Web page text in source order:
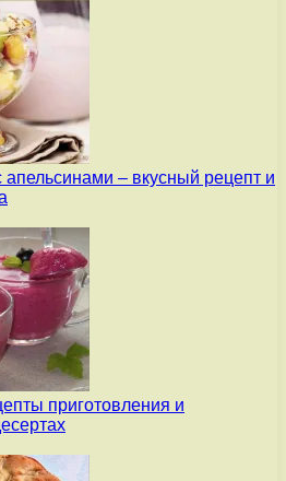
апельсинами – вкусный рецепт и
приготовления и